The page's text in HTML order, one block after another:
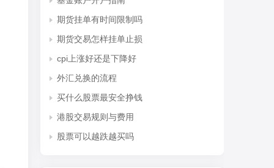
期货挂单有时间限制吗
期货交易怎样挂单止损
cpi上涨好还是下降好
外汇兑换的流程
买什么股票最安全挣钱
港股交易规则与费用
股票可以越跌越买吗